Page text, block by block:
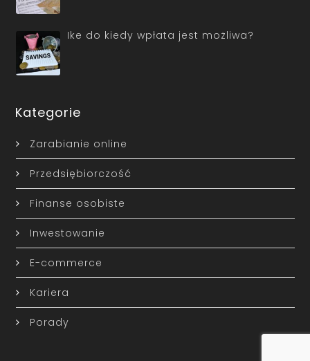
Ike do kiedy wpłata jest możliwa?
Kategorie
Zarabianie online
Przedsiębiorczość
Finanse osobiste
Inwestowanie
E-commerce
Kariera
Porady